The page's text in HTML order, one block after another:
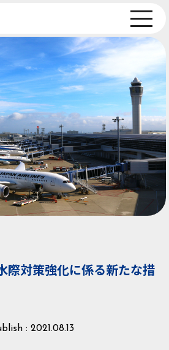
際対策強化に係る新たな措
: 2021.08.13